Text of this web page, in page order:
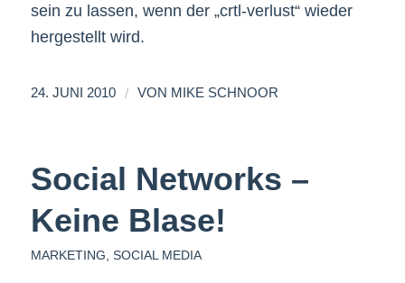
sein zu lassen, wenn der „crtl-verlust“ wieder
hergestellt wird.
24. JUNI 2010 / VON MIKE SCHNOOR
Social Networks –
Keine Blase!
MARKETING SOCIAL MEDIA